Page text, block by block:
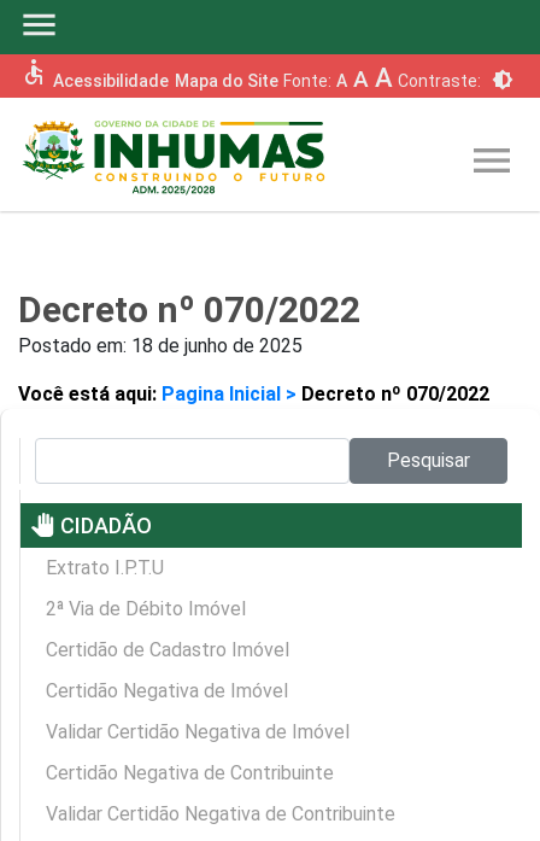
menu
accessible Acessibilidade Mapa do Site Fonte: A A A Contraste: brightness_6
menu
Decreto nº 070/2022
Postado em: 18 de junho de 2025
Você está aqui: Pagina Inicial > Decreto nº 070/2022
Pesquisar
pan_tool CIDADÃO
Extrato I.P.T.U
2ª Via de Débito Imóvel
Certidão de Cadastro Imóvel
Certidão Negativa de Imóvel
Validar Certidão Negativa de Imóvel
Certidão Negativa de Contribuinte
Validar Certidão Negativa de Contribuinte